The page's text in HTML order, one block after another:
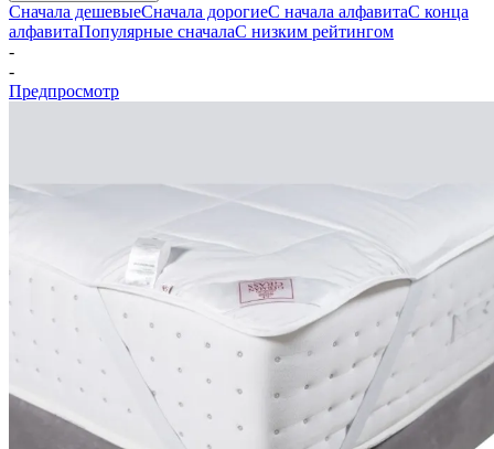
Сначала дешевыеСначала дорогиеС начала алфавитаС конца
алфавитаПопулярные сначалаС низким рейтингом
-
-
Предпросмотр